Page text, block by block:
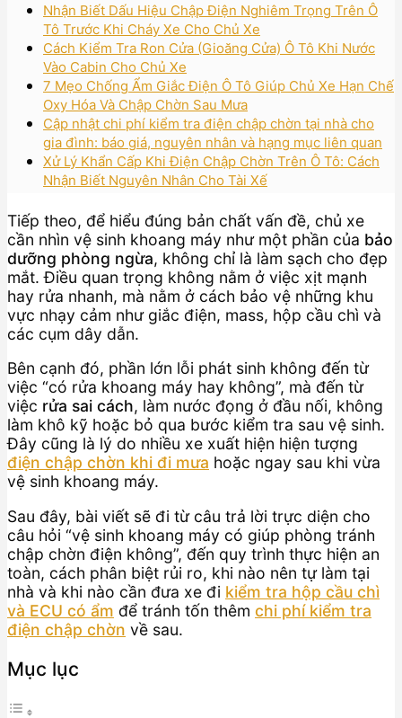
Nhận Biết Dấu Hiệu Chập Điện Nghiêm Trọng Trên Ô
Tô Trước Khi Cháy Xe Cho Chủ Xe
Cách Kiểm Tra Ron Cửa (Gioăng Cửa) Ô Tô Khi Nước
Vào Cabin Cho Chủ Xe
7 Mẹo Chống Ẩm Giắc Điện Ô Tô Giúp Chủ Xe Hạn Chế
Oxy Hóa Và Chập Chờn Sau Mưa
Cập nhật chi phí kiểm tra điện chập chờn tại nhà cho
gia đình: báo giá, nguyên nhân và hạng mục liên quan
Xử Lý Khẩn Cấp Khi Điện Chập Chờn Trên Ô Tô: Cách
Nhận Biết Nguyên Nhân Cho Tài Xế
Tiếp theo, để hiểu đúng bản chất vấn đề, chủ xe
cần nhìn vệ sinh khoang máy như một phần của bảo
dưỡng phòng ngừa, không chỉ là làm sạch cho đẹp
mắt. Điều quan trọng không nằm ở việc xịt mạnh
hay rửa nhanh, mà nằm ở cách bảo vệ những khu
vực nhạy cảm như giắc điện, mass, hộp cầu chì và
các cụm dây dẫn.
Bên cạnh đó, phần lớn lỗi phát sinh không đến từ
việc “có rửa khoang máy hay không”, mà đến từ
việc rửa sai cách, làm nước đọng ở đầu nối, không
làm khô kỹ hoặc bỏ qua bước kiểm tra sau vệ sinh.
Đây cũng là lý do nhiều xe xuất hiện hiện tượng
điện chập chờn khi đi mưa hoặc ngay sau khi vừa
vệ sinh khoang máy.
Sau đây, bài viết sẽ đi từ câu trả lời trực diện cho
câu hỏi “vệ sinh khoang máy có giúp phòng tránh
chập chờn điện không”, đến quy trình thực hiện an
toàn, cách phân biệt rủi ro, khi nào nên tự làm tại
nhà và khi nào cần đưa xe đi kiểm tra hộp cầu chì
và ECU có ẩm để tránh tốn thêm chi phí kiểm tra
điện chập chờn về sau.
Mục lục